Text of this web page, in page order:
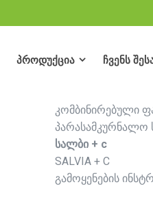
პროდუქცია ჩვენს
კომბინირებული
პარასამკურნალო
სალბი + c
SALVIA + C
გამოყენების